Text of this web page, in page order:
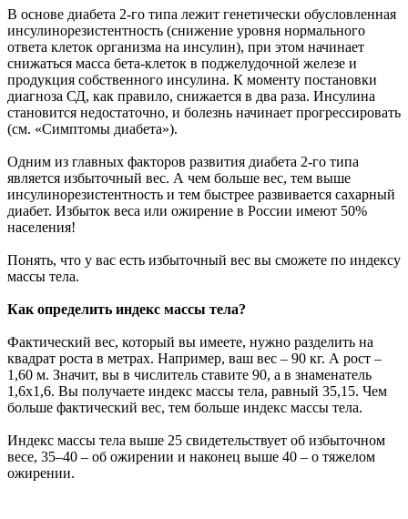
В основе диабета 2-го типа лежит генетически обусловленная
инсулинорезистентность (снижение уровня нормального
ответа клеток организма на инсулин), при этом начинает
снижаться масса бета-клеток в поджелудочной железе и
продукция собственного инсулина. К моменту постановки
диагноза СД, как правило, снижается в два раза. Инсулина
становится недостаточно, и болезнь начинает прогрессировать
(см. «Симптомы диабета»).
Одним из главных факторов развития диабета 2-го типа
является избыточный вес. А чем больше вес, тем выше
инсулинорезистентность и тем быстрее развивается сахарный
диабет. Избыток веса или ожирение в России имеют 50%
населения!
Понять, что у вас есть избыточный вес вы сможете по индексу
массы тела.
Как определить индекс массы тела?
Фактический вес, который вы имеете, нужно разделить на
квадрат роста в метрах. Например, ваш вес – 90 кг. А рост –
1,60 м. Значит, вы в числитель ставите 90, а в знаменатель
1,6х1,6. Вы получаете индекс массы тела, равный 35,15. Чем
больше фактический вес, тем больше индекс массы тела.
Индекс массы тела выше 25 свидетельствует об избыточном
весе, 35–40 – об ожирении и наконец выше 40 – о тяжелом
ожирении.